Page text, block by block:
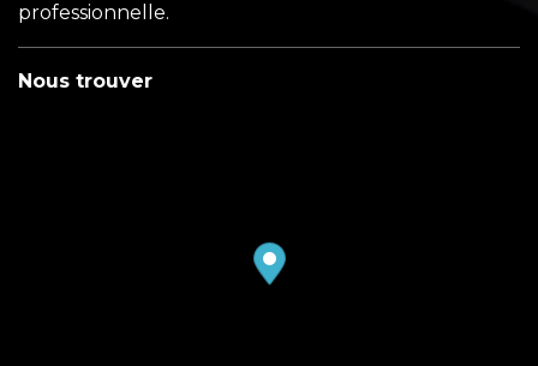
professionnelle.
Nous trouver